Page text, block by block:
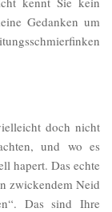
Gedanken um
doch nicht
und wo es
hapert. Das echte
zwickendem Neid
Das sind Ihre